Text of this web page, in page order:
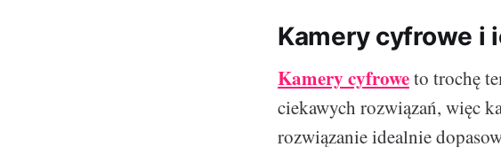
Kamery cyfrowe i
Kamery cyfroweto trochę
ciekawych rozwiązań, więc
rozwiązanie idealnie